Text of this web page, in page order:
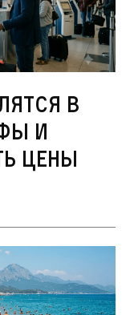
в
и
цены